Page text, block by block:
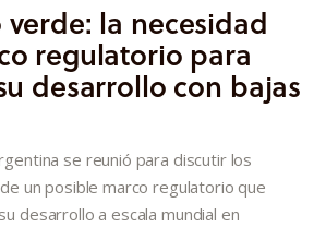
la necesidad
regulatorio para
desarrollo con bajas
se reunió para discutir los
un posible marco regulatorio que
desarrollo a escala mundial en